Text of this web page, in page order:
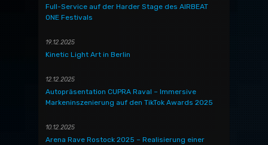
Full-Service auf der Harder Stage des AIRBEAT
ONE Festivals
19.12.2025
Kinetic Light Art in Berlin
12.12.2025
Autopräsentation CUPRA Raval – Immersive
Markeninszenierung auf den TikTok Awards 2025
10.12.2025
Arena Rave Rostock 2025 – Realisierung einer